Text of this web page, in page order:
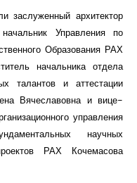
заслуженный архитектор
Управления по
Образования РАХ
начальника отдела
талантов и аттестации
Вячеславовна и вице-
управления
научных
РАХ Кочемасова